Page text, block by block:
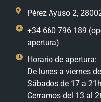
Pérez Ayuso 2,
+34 660 796 189
apertura)
Horario de apertura:
De lunes a viernes
Sábados de 17 a 21h
Cerramos del 13 al